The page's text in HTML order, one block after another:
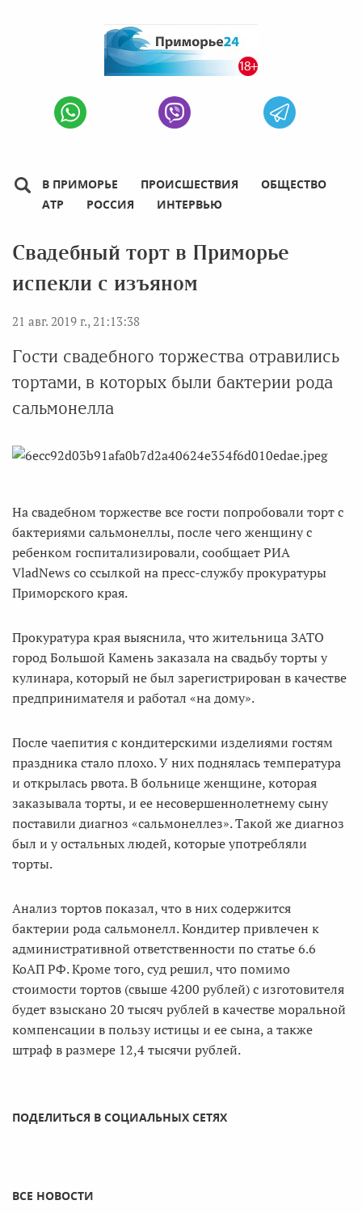
В ПРИМОРЬЕ ПРОИСШЕСТВИЯ
ОБЩЕСТВО
АТР
РОССИЯ ИНТЕРВЬЮ
Свадебный торт в Приморье
испекли с изъяном
21 авг. 2019 г., 21:13:38
Гости свадебного торжества отравились
тортами, в которых были бактерии рода
сальмонелла
На свадебном торжестве все гости попробовали торт с
бактериями сальмонеллы, после чего женщину с
ребенком госпитализировали, сообщает РИА
VladNews со ссылкой на пресс-службу прокуратуры
Приморского края.
Прокуратура края выяснила, что жительница ЗАТО
город Большой Камень заказала на свадьбу торты у
кулинара, который не был зарегистрирован в качестве
предпринимателя и работал «на дому».
После чаепития с кондитерскими изделиями гостям
праздника стало плохо. У них поднялась температура
и открылась рвота. В больнице женщине, которая
заказывала торты, и ее несовершеннолетнему сыну
поставили диагноз «сальмонеллез». Такой же диагноз
был и у остальных людей, которые употребляли
торты.
Анализ тортов показал, что в них содержится
бактерии рода сальмонелл. Кондитер привлечен к
административной ответственности по статье 6.6
КоАП РФ. Кроме того, суд решил, что помимо
стоимости тортов (свыше 4200 рублей) с изготовителя
будет взыскано 20 тысяч рублей в качестве моральной
компенсации в пользу истицы и ее сына, а также
штраф в размере 12,4 тысячи рублей.
ПОДЕЛИТЬСЯ В СОЦИАЛЬНЫХ СЕТЯХ
ВСЕ НОВОСТИ